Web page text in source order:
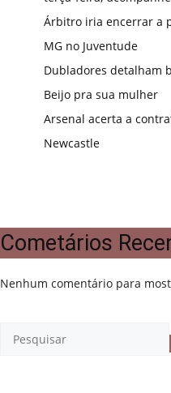
Árbitro iria encerrar a
MG no Juventude
Dubladores detalham
Beijo pra sua mulher
Arsenal acerta a
Newcastle
Cometários
Nenhum comentário para